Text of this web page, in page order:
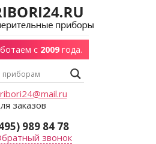
с 2009года.
заказов
989 84 78
звонок